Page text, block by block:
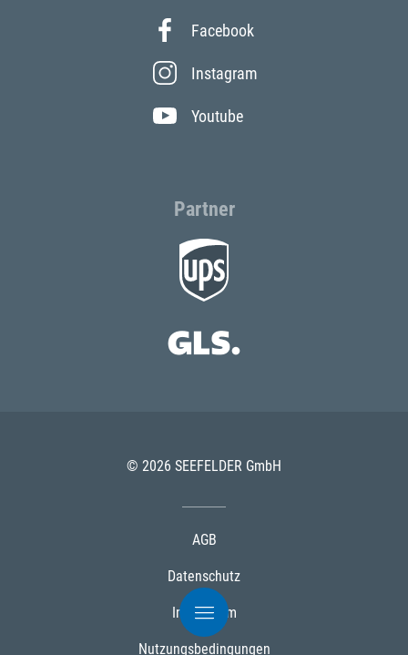
Facebook
Instagram
Youtube
Partner
© 2026 SEEFELDER GmbH
AGB
Datenschutz
Impressum
Nutzungsbedingungen